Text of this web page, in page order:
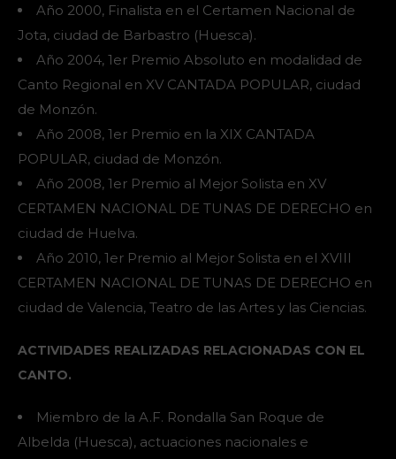
Año 2000, Finalista en el Certamen Nacional de
Jota, ciudad de Barbastro (Huesca).
Año 2004, 1er Premio Absoluto en modalidad de
Canto Regional en XV CANTADA POPULAR, ciudad
de Monzón.
Año 2008, 1er Premio en la XIX CANTADA
POPULAR, ciudad de Monzón.
Año 2008, 1er Premio al Mejor Solista en XV
CERTAMEN NACIONAL DE TUNAS DE DERECHO en
ciudad de Huelva.
Año 2010, 1er Premio al Mejor Solista en el XVIII
CERTAMEN NACIONAL DE TUNAS DE DERECHO en
ciudad de Valencia, Teatro de las Artes y las Ciencias.
ACTIVIDADES REALIZADAS RELACIONADAS CON EL
CANTO.
Miembro de la A.F. Rondalla San Roque de
Albelda (Huesca), actuaciones nacionales e